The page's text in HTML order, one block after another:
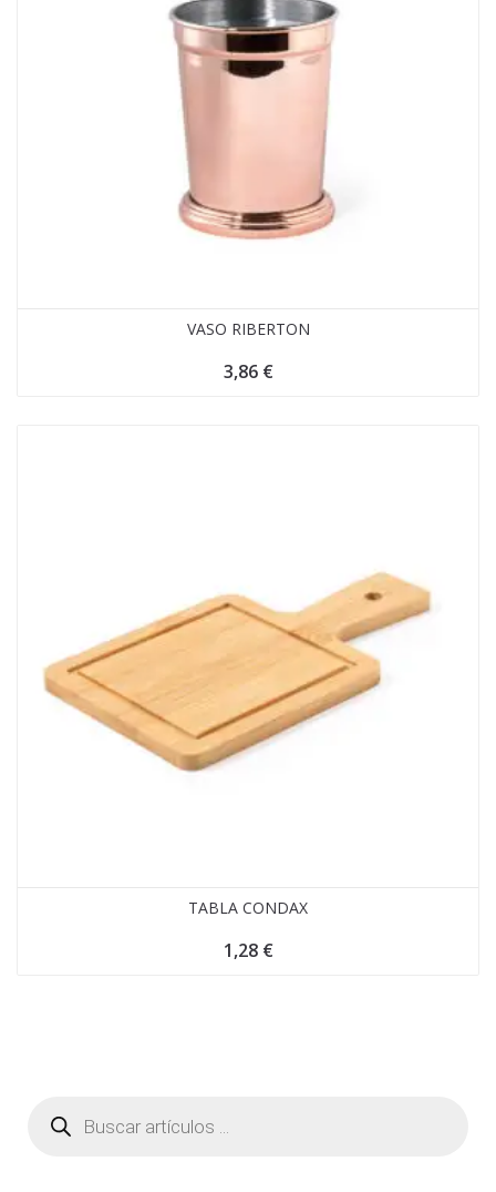
VASO RIBERTON
3,86 €
TABLA CONDAX
1,28 €